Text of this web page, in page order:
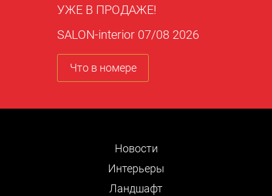
УЖЕ В ПРОДАЖЕ!
SALON-interior 07/08 2026
Что в номере
Новости
Интерьеры
Ландшафт